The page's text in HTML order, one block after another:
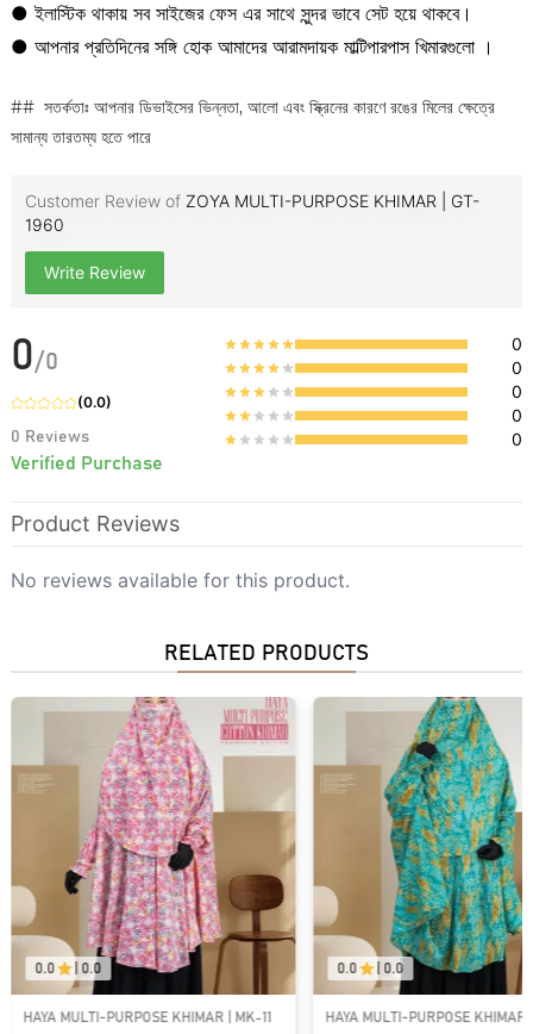
● ইলাস্টিক থাকায় সব সাইজের ফেস এর সাথে সুন্দর ভাবে সেট হয়ে থাকবে।
● আপনার প্রতিদিনের সঙ্গি হোক আমাদের আরামদায়ক মাল্টিপারপাস খিমারগুলো ।
## সতর্কতাঃ আপনার ডিভাইসের ভিন্নতা, আলো এবং স্ক্রিনের কারণে রঙের মিলের ক্ষেত্রে
সামান্য তারতম্য হতে পারে
Customer Review of ZOYA MULTI-PURPOSE KHIMAR | GT-
1960
Write Review
0/0
(0.0)
0 Reviews
Verified Purchase
0
0
0
0
0
Product Reviews
No reviews available for this product.
RELATED PRODUCTS
0.0 0.0
HAYA MULTI-PURPOSE KHIMAR | MK-11
0.0 0.0
HAYA MULTI-PURPOSE KHIMAR